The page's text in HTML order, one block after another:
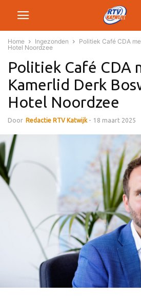
Home Ingezonden
Politiek Café CDA
Hotel Noordzee
Politiek Café CDA
Kamerlid Derk
Hotel Noordzee
Door Redactie RTV Katwijk - 18 maart 2025